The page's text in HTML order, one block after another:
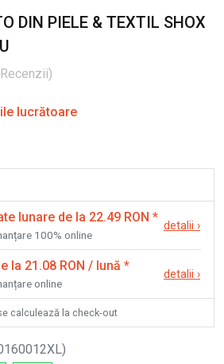
DIN PIELE & TEXTIL SHOX
Recenzii)
lucrătoare
lunare de la 22.49 RON *
100% online
detalii ›
la 21.08 RON / lună *
online
detalii ›
calculează la check-out
)